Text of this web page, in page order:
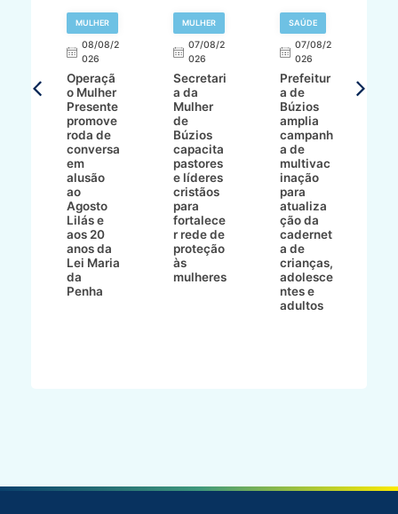
MULHER
08/08/2
026
Operaçã
o Mulher
Presente
promove
roda de
conversa
em
alusão
ao
Agosto
Lilás e
aos 20
anos da
Lei Maria
da
Penha
MULHER
07/08/2
026
Secretari
a da
Mulher
de
Búzios
capacita
pastores
e líderes
cristãos
para
fortalece
r rede de
proteção
às
mulheres
SAÚDE
07/08/2
026
Prefeitur
a de
Búzios
amplia
campanh
a de
multivac
inação
para
atualiza
ção da
cadernet
a de
crianças,
adolesce
ntes e
adultos